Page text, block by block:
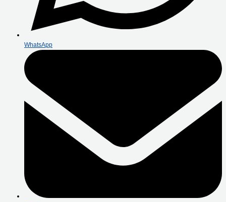
WhatsApp